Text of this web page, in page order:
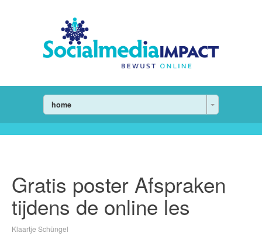
home
Gratis poster Afspraken
tijdens de online les
Klaartje Schüngel